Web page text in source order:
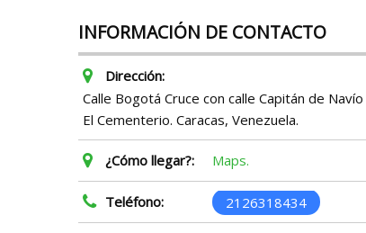
INFORMACIÓN DE CONTACTO
Dirección:
Calle Bogotá Cruce con calle Capitán de
El Cementerio. Caracas, Venezuela.
¿Cómo llegar?: Maps.
Teléfono: 2126318434